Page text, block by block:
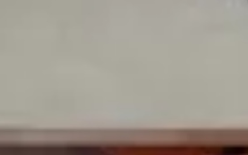
Εγκαταστάσεων